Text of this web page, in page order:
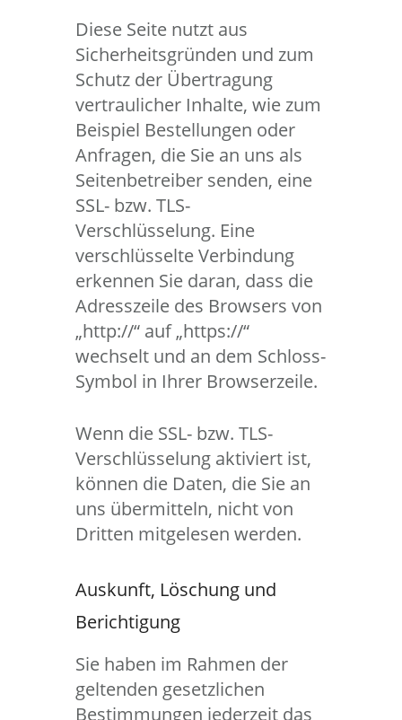
Diese Seite nutzt aus
Sicherheitsgründen und zum
Schutz der Übertragung
vertraulicher Inhalte, wie zum
Beispiel Bestellungen oder
Anfragen, die Sie an uns als
Seitenbetreiber senden, eine
SSL- bzw. TLS-
Verschlüsselung. Eine
verschlüsselte Verbindung
erkennen Sie daran, dass die
Adresszeile des Browsers von
„http://“ auf „https://“
wechselt und an dem Schloss-
Symbol in Ihrer Browserzeile.
Wenn die SSL- bzw. TLS-
Verschlüsselung aktiviert ist,
können die Daten, die Sie an
uns übermitteln, nicht von
Dritten mitgelesen werden.
Auskunft, Löschung und
Berichtigung
Sie haben im Rahmen der
geltenden gesetzlichen
Bestimmungen jederzeit das